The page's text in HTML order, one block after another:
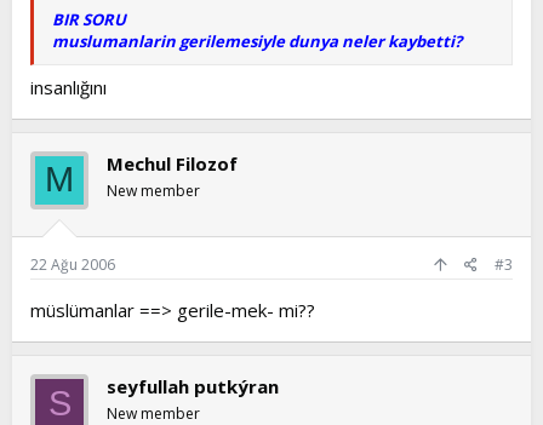
BIR SORU
muslumanlarin gerilemesiyle dunya neler kaybetti?
insanlığını
M Mechul Filozof
New member
22 Ağu 2006 #3
müslümanlar ==> gerile-mek- mi??
S seyfullah putkýran
New member